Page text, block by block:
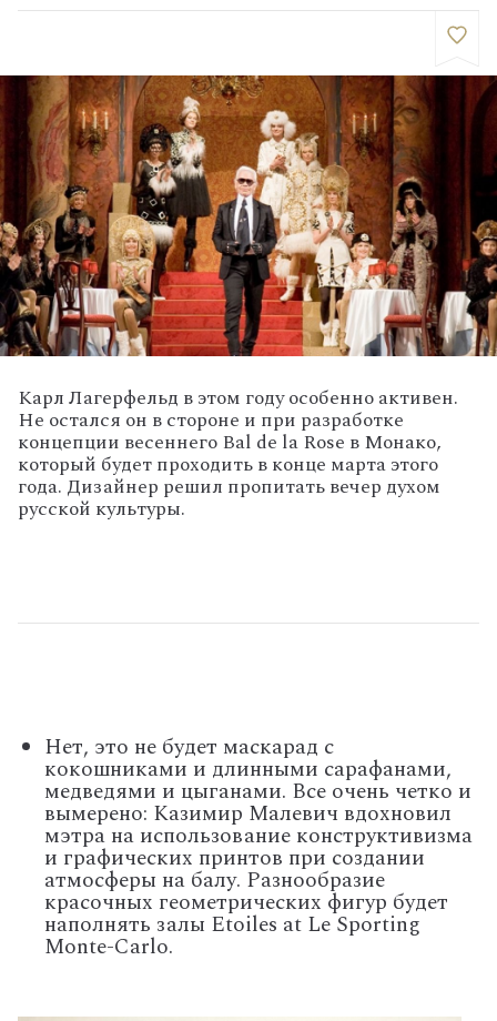
Карл Лагерфельд в этом году особенно активен.
Не остался он в стороне и при разработке
концепции весеннего Bal de la Rose в Монако,
который будет проходить в конце марта этого
года. Дизайнер решил пропитать вечер духом
русской культуры.
Нет, это не будет маскарад с
кокошниками и длинными сарафанами,
медведями и цыганами. Все очень четко и
вымерено: Казимир Малевич вдохновил
мэтра на использование конструктивизма
и графических принтов при создании
атмосферы на балу. Разнообразие
красочных геометрических фигур будет
наполнять залы Etoiles at Le Sporting
Monte-Carlo.